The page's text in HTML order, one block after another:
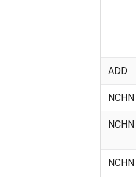
ADD
NCHN
NCHN
NCHN